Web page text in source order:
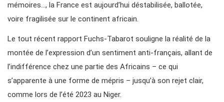
mémoires…, la France est aujourd’hui déstabilisée, ballotée,
voire fragilisée sur le continent africain.
Le tout récent rapport Fuchs-Tabarot souligne la réalité de la
montée de l’expression d’un sentiment anti-français, allant de
l’indifférence chez une partie des Africains – ce qui
s’apparente à une forme de mépris – jusqu’à son rejet clair,
comme lors de l’été 2023 au Niger.